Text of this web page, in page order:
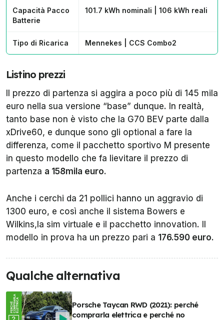
Capacità Pacco
Batterie
101.7 kWh nominali | 106 kWh reali
Tipo di Ricarica Mennekes | CCS Combo2
Listino prezzi
Il prezzo di partenza si aggira a poco più di 145 mila
euro nella sua versione “base” dunque. In realtà,
tanto base non è visto che la G70 BEV parte dalla
xDrive60, e dunque sono gli optional a fare la
differenza, come il pacchetto sportivo M presente
in questo modello che fa lievitare il prezzo di
partenza a 158mila euro.
Anche i cerchi da 21 pollici hanno un aggravio di
1300 euro, e così anche il sistema Bowers e
Wilkins,la sim virtuale e il pacchetto innovation. Il
modello in prova ha un prezzo pari a 176.590 euro.
Qualche alternativa
Porsche Taycan RWD (2021): perché
comprarla elettrica e perché no